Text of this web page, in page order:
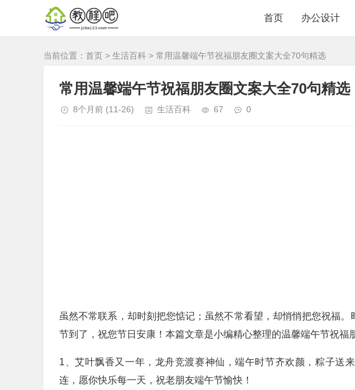
首页 办公设计
当前位置： 首页 > 生活百科 > 常用温馨端午节祝福朋友圈文案大全70句精选
常用温馨端午节祝福朋友圈文案大全70句精选
8个月前 (11-26) 生活百科 67 0
虽然不常联系，却时刻把您惦记；虽然不常看望，却悄悄把您祝福
节到了，祝您节日安康！本篇文章是小编精心整理的温馨端午节祝福
1、艾叶飘香又一年，龙舟竞渡赛神仙，端午时节齐欢颜，粽子送
连，愿你快乐每一天，祝老朋友端午节愉快！